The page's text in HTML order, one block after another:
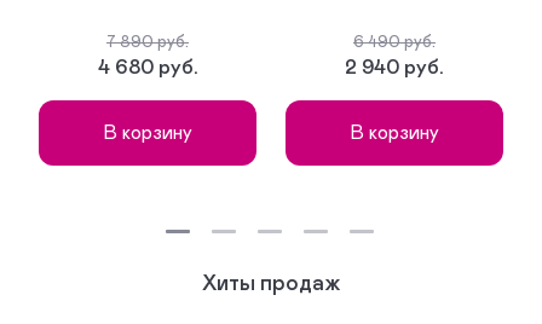
7 890 руб.
4 680 руб.
В корзину
6 490 руб.
2 940 руб.
В корзину
Хиты продаж